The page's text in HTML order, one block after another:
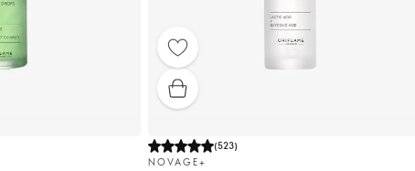
(523)
NOVAGE+